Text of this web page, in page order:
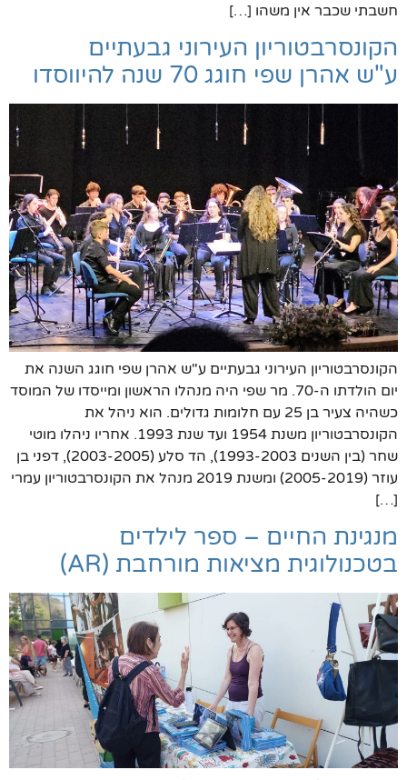
חשבתי שכבר אין משהו […]
הקונסרבטוריון העירוני גבעתיים
ע"ש אהרן שפי חוגג 70 שנה להיווסדו
הקונסרבטוריון העירוני גבעתיים ע"ש אהרן שפי חוגג השנה את
יום הולדתו ה-70. מר שפי היה מנהלו הראשון ומייסדו של המוסד
כשהיה צעיר בן 25 עם חלומות גדולים. הוא ניהל את
הקונסרבטוריון משנת 1954 ועד שנת 1993. אחריו ניהלו מוטי
שחר (בין השנים 1993-2003), הד סלע (2003-2005), דפני בן
עוזר (2005-2019) ומשנת 2019 מנהל את הקונסרבטוריון עמרי
[…]
מנגינת החיים – ספר לילדים
בטכנולוגית מציאות מורחבת (AR)